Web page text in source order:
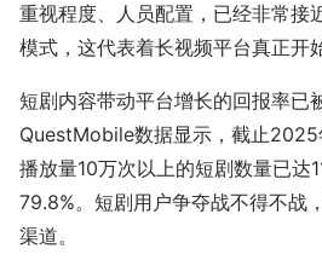
重视程度、人员配置，已经非常接
模式，这代表着长视频平台真正开
短剧内容带动平台增长的回报率已
QuestMobile数据显示，截止2025
播放量10万次以上的短剧数量已达
79.8%。短剧用户争夺战不得不战
渠道。